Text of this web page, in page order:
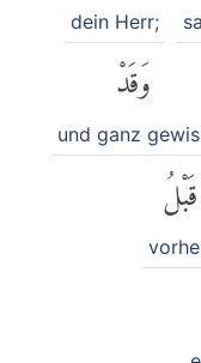
dein Herr;
وَقَدْ
und ganz
قَبْلُ